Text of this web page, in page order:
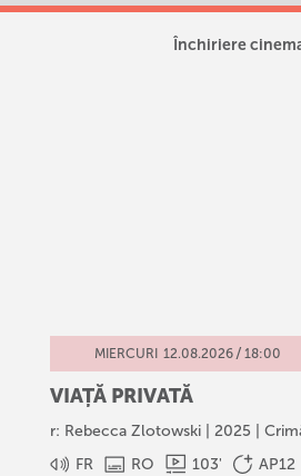
Închiriere
MIERCURI 12.08.2026 / 18:00
VIAȚĂ PRIVATĂ
r: Rebecca Zlotowski | 2025 |
FR
RO 103' AP12